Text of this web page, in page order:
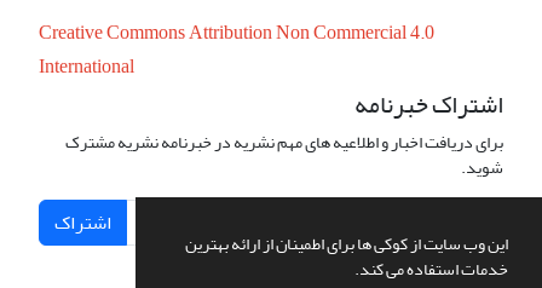
این وب سایت از کوکی ها برای اطمینان از ارائه بهترین
خدمات استفاده می کند.
Creative Commons Attribution Non Commercial 4.0
International
اشتراک خبرنامه
برای دریافت اخبار و اطلاعیه های مهم نشریه در خبرنامه نشریه مشترک
شوید.
اشتراک